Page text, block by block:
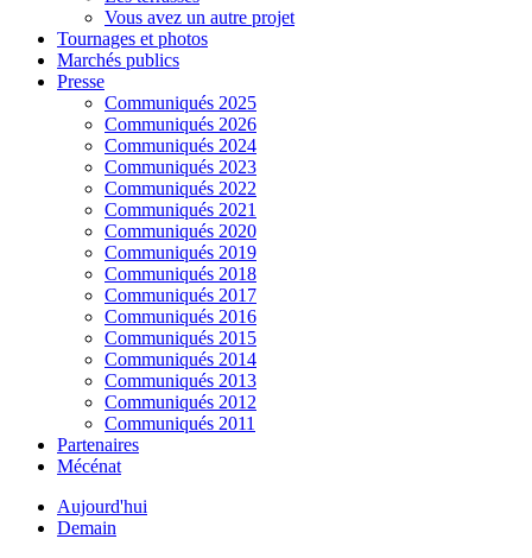
Vous avez un autre projet
Tournages et photos
Marchés publics
Presse
Communiqués 2025
Communiqués 2026
Communiqués 2024
Communiqués 2023
Communiqués 2022
Communiqués 2021
Communiqués 2020
Communiqués 2019
Communiqués 2018
Communiqués 2017
Communiqués 2016
Communiqués 2015
Communiqués 2014
Communiqués 2013
Communiqués 2012
Communiqués 2011
Partenaires
Mécénat
Aujourd'hui
Demain